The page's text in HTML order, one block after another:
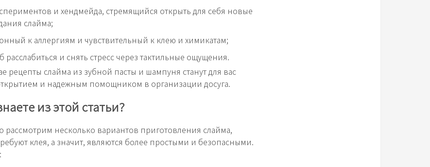
и хендмейда, стремящийся открыть для себя новые
слайма;
к аллергиям и чувствительный к клею и химикатам;
расслабиться и снять стресс через тактильные ощущения.
рецепты слайма из зубной пасты и шампуня станут для вас
и надежным помощником в организации досуга.
из этой статьи?
несколько вариантов приготовления слайма,
клея, а значит, являются более простыми и безопасными.